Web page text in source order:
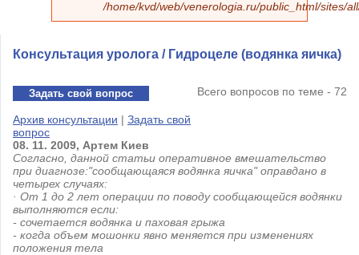
/home/kvd/web/venerologia.ru/public_html/sites/
Консультация уролога / Гидроцеле (водянка яичка)
Задать свой вопрос Всего вопросов по теме - 72
Архив консультации | Задать свой
вопрос
08. 11. 2009, Артем Киев
Согласно, данной статьи оперативное вмешательство
при диагнозе:"сообщающаяся водянка яичка" оправдано в
четырех случаях:
· От 1 до 2 лет операции по поводу сообщающейся водянки
выполняются если:
- сочетается водянка и паховая грыжа
- когда объем мошонки явно меняется при изменениях
положения тела